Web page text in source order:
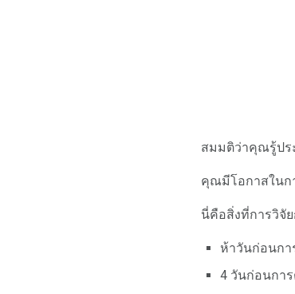
สมมติว่าคุณรู้ปร
คุณมีโอกาสในก
นี่คือสิ่งที่การวิจั
ห้าวันก่อนกา
4 วันก่อนการ